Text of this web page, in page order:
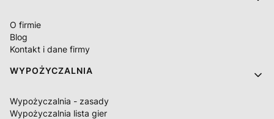
O firmie
Blog
Kontakt i dane firmy
WYPOŻYCZALNIA
Wypożyczalnia - zasady
Wypożyczalnia lista gier